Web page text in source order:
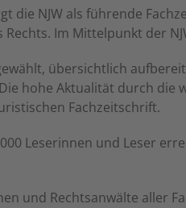
die NJW als führende
Rechts. Im Mittelpunkt der
übersichtlich
hohe Aktualität durch die
Fachzeitschrift.
Leserinnen und Leser
und Rechtsanwälte aller